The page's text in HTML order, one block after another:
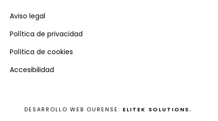
Aviso legal
Política de privacidad
Política de cookies
Accesibilidad
DESARROLLO WEB OURENSE: ELITEK SOLUTIONS.